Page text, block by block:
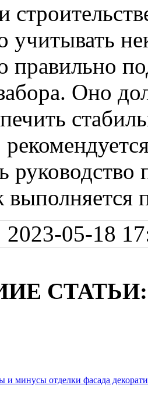
учитывать
правильно
Оно
руководство
2023-05-18
СТАТЬИ:
и минусы отделки фасада